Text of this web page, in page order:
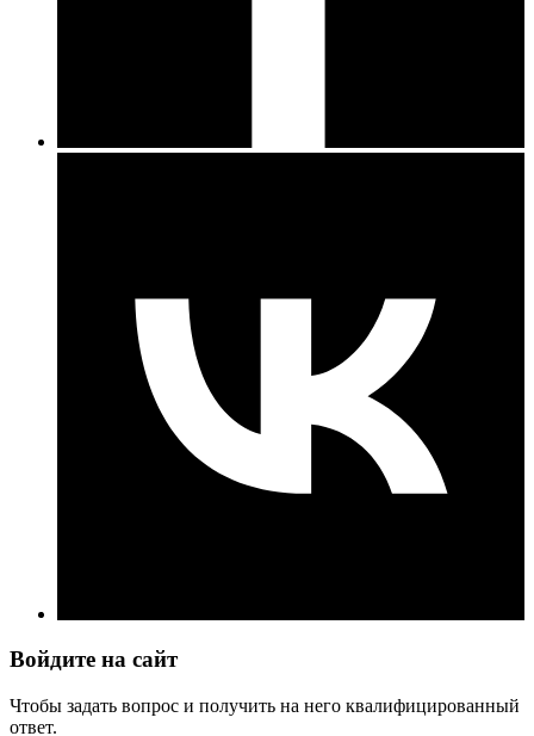
Войдите на сайт
Чтобы задать вопрос и получить на него квалифицированный
ответ.